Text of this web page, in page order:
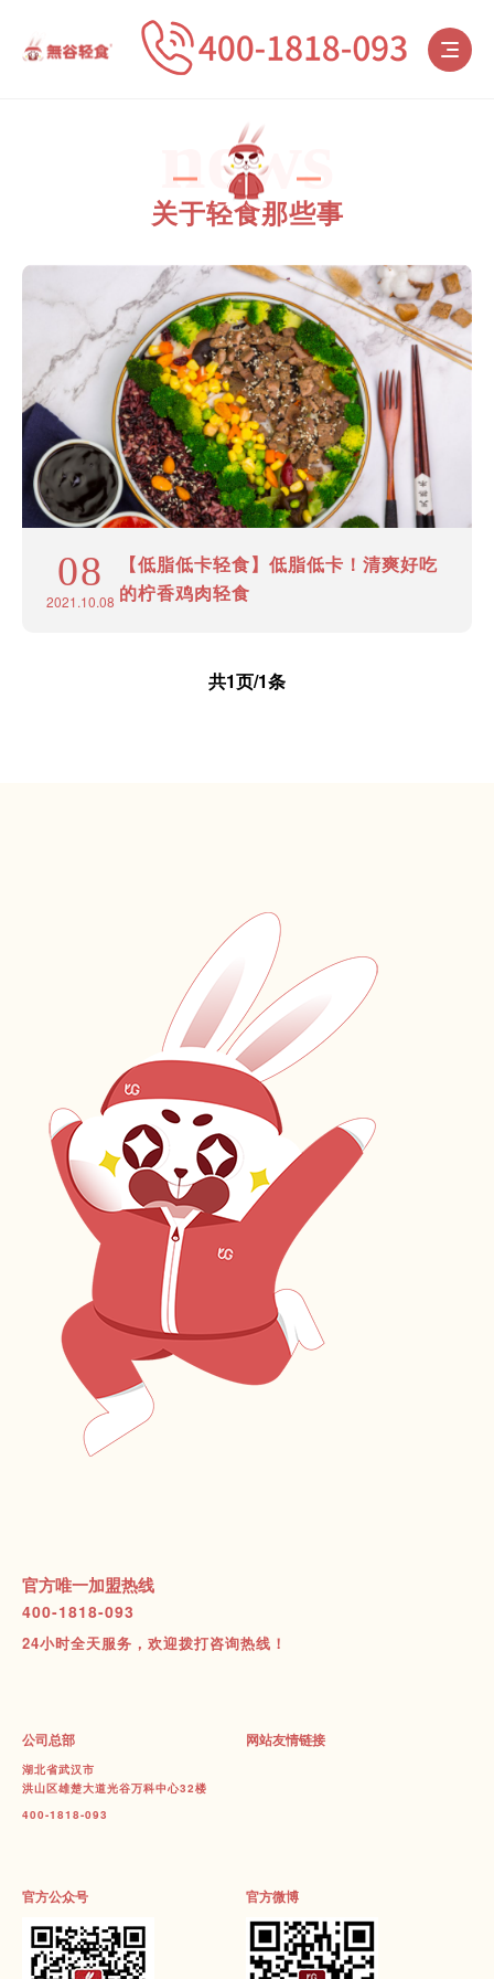
news
关于轻食那些事
08
2021.10.08
【低脂低卡轻食】低脂低卡！清爽好吃
的柠香鸡肉轻食
共1页/1条
官方唯一加盟热线
400-1818-093
24小时全天服务，欢迎拨打咨询热线！
公司总部
湖北省武汉市
洪山区雄楚大道光谷万科中心32楼
400-1818-093
网站友情链接
官方公众号 官方微博